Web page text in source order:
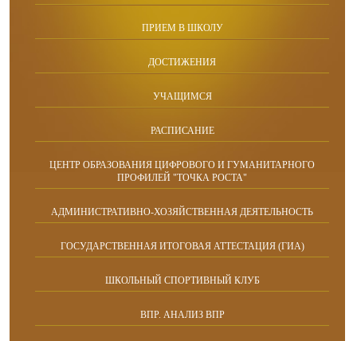
ПРИЕМ В ШКОЛУ
ДОСТИЖЕНИЯ
УЧАЩИМСЯ
РАСПИСАНИЕ
ЦЕНТР ОБРАЗОВАНИЯ ЦИФРОВОГО И ГУМАНИТАРНОГО
ПРОФИЛЕЙ "ТОЧКА РОСТА"
АДМИНИСТРАТИВНО-ХОЗЯЙСТВЕННАЯ ДЕЯТЕЛЬНОСТЬ
ГОСУДАРСТВЕННАЯ ИТОГОВАЯ АТТЕСТАЦИЯ (ГИА)
ШКОЛЬНЫЙ СПОРТИВНЫЙ КЛУБ
ВПР. АНАЛИЗ ВПР